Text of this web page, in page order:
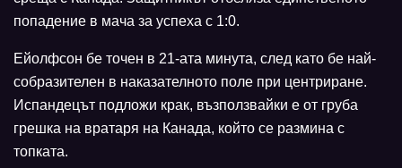
попадение в мача за успеха с 1:0.
Ейолфсон бе точен в 21-ата минута, след като бе най-
собразителен в наказателното поле при центриране.
Испандецът подложи крак, възползвайки е от груба
грешка на вратаря на Канада, който се размина с
топката.